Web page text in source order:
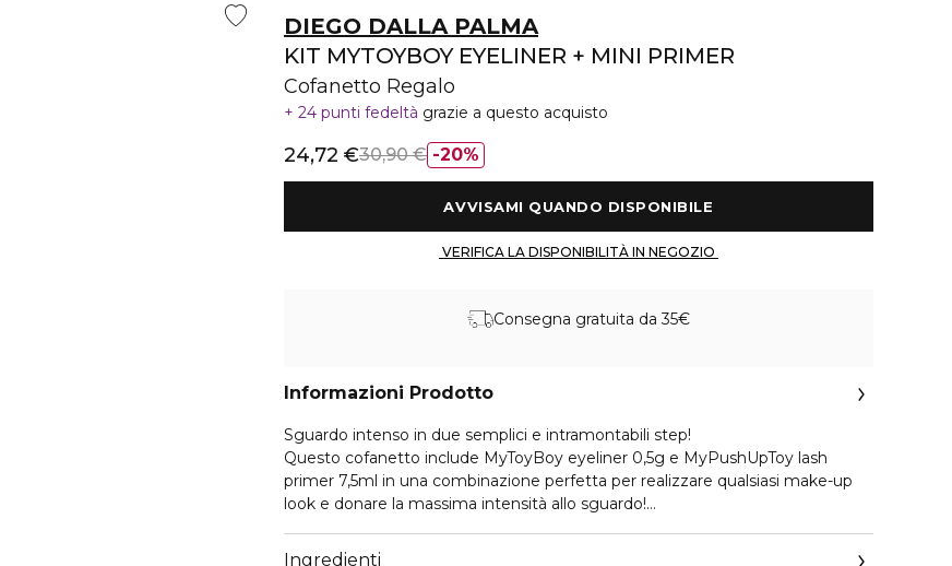
DIEGO DALLA PALMA
KIT MYTOYBOY EYELINER + MINI PRIMER
Cofanetto Regalo
24 punti fedeltà grazie a questo acquisto
20%
24,72 €30,90 €
Consegna gratuita da 35€
Informazioni Prodotto
Sguardo intenso in due semplici e intramontabili step!
Questo cofanetto include MyToyBoy eyeliner 0,5g e MyPushUpToy lash
primer 7,5ml in una combinazione perfetta per realizzare qualsiasi make-up
look e donare la massima intensità allo sguardo!
Una sola passata di MyPushUpToy lash primer e le tue ciglia saranno subito
Ingredienti